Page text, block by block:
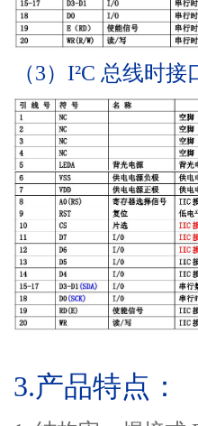
（3）I²C 总线时
3.产品特点 ：